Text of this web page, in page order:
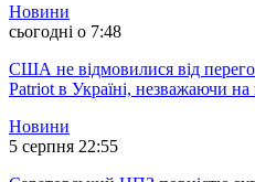
Новини
сьогодні о 7:48
США не відмовилися від
Patriot в Україні, незважаючи
Новини
5 серпня 22:55